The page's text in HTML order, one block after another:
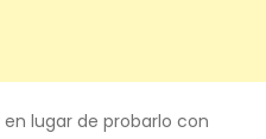
lugar de probarlo con